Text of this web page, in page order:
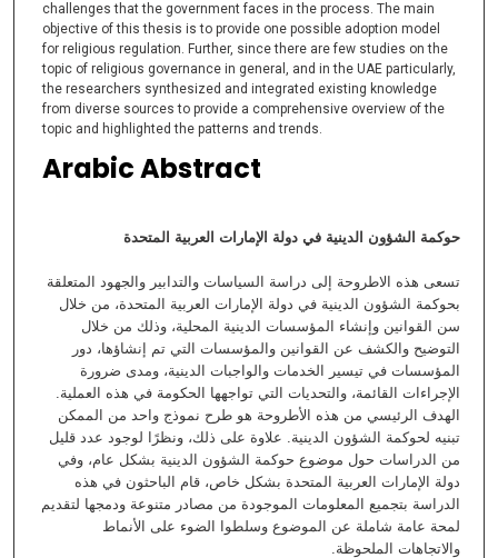
challenges that the government faces in the process. The main
objective of this thesis is to provide one possible adoption model
for religious regulation. Further, since there are few studies on the
topic of religious governance in general, and in the UAE particularly,
the researchers synthesized and integrated existing knowledge
from diverse sources to provide a comprehensive overview of the
topic and highlighted the patterns and trends.
Arabic Abstract
حوكمة الشؤون الدينية في دولة الإمارات العربية المتحدة
تسعى هذه الاطروحة إلى دراسة السياسات والتدابير والجهود المتعلقة
بحوكمة الشؤون الدينية في دولة الإمارات العربية المتحدة، من خلال
سن القوانين وإنشاء المؤسسات الدينية المحلية، وذلك من خلال
التوضيح والكشف عن القوانين والمؤسسات التي تم إنشاؤها، دور
المؤسسات في تيسير الخدمات والواجبات الدينية، ومدى ضرورة
الإجراءات القائمة، والتحديات التي تواجهها الحكومة في هذه العملية.
الهدف الرئيسي من هذه الأطروحة هو طرح نموذج واحد من الممكن
تبنيه لحوكمة الشؤون الدينية. علاوة على ذلك، ونظرًا لوجود عدد قليل
من الدراسات حول موضوع حوكمة الشؤون الدينية بشكل عام، وفي
دولة الإمارات العربية المتحدة بشكل خاص، قام الباحثون في هذه
الدراسة بتجميع المعلومات الموجودة من مصادر متنوعة ودمجها لتقديم
لمحة عامة شاملة عن الموضوع وسلطوا الضوء على الأنماط
والاتجاهات الملحوظة.